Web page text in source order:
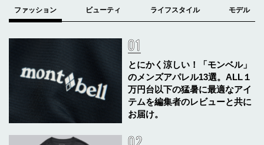
とにかく涼しい！「モンベル」
のメンズアパレル13選。ALL１
万円台以下の猛暑に最適なアイ
テムを編集者のレビューと共に
お届け。